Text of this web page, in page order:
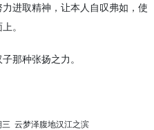
进取精神，让本人自叹弗如，使
。
那种张扬之力。
三 云梦泽腹地汉江之滨